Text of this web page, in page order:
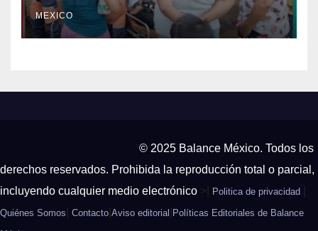
MEXICO
© 2025 Balance México. Todos los
derechos reservados. Prohibida la reproducción total o parcial,
incluyendo cualquier medio electrónico >| Politica de privacidad .|
Quiénes Somos Contacto Aviso editorial Políticas Editoriales de Balance